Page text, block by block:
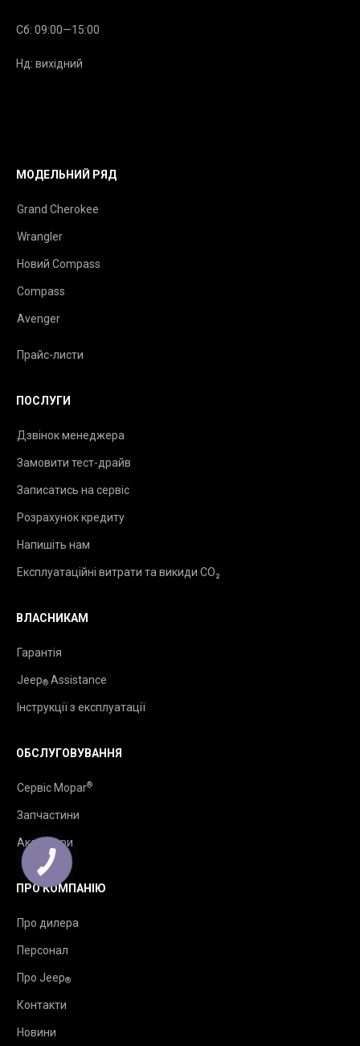
Сб: 09:00—15:00
Нд: вихідний
МОДЕЛЬНИЙ РЯД
Grand Cherokee
Wrangler
Новий Compass
Compass
Avenger
Прайс-листи
ПОСЛУГИ
Дзвінок менеджера
Замовити тест-драйв
Записатись на сервіс
Розрахунок кредиту
Напишіть нам
Експлуатаційні витрати та викиди CO₂
ВЛАСНИКАМ
Гарантія
Jeep® Assistance
Інструкції з експлуатації
ОБСЛУГОВУВАННЯ
Сервіс Mopar®
Запчастини
Аксесуари
ПРО КОМПАНІЮ
Про дилера
Персонал
Про Jeep®
Контакти
Новини